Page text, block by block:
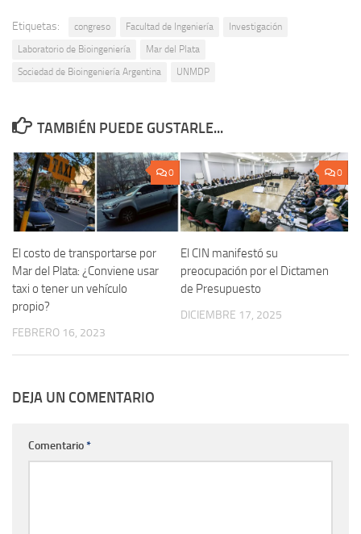
Etiquetas: congreso Facultad de Ingeniería
Investigación
Laboratorio de Bioingeniería
Mar del Plata
Sociedad de Bioingeniería Argentina
UNMDP
TAMBIÉN PUEDE GUSTARLE...
0
El costo de transportarse por
Mar del Plata: ¿Conviene usar
taxi o tener un vehículo
propio?
FEBRERO 16, 2023
0
El CIN manifestó su
preocupación por el Dictamen
de Presupuesto
DICIEMBRE 17, 2025
DEJA UN COMENTARIO
Comentario*